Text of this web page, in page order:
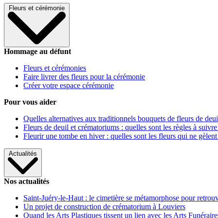
Fleurs et cérémonie
Hommage au défunt
Fleurs et cérémonies
Faire livrer des fleurs pour la cérémonie
Créer votre espace cérémonie
Pour vous aider
Quelles alternatives aux traditionnels bouquets de fleurs de
Fleurs de deuil et crématoriums : quelles sont les règles à
Fleurir une tombe en hiver : quelles sont les fleurs qui ne gèlent
Actualités
Nos actualités
Saint-Juéry-le-Haut : le cimetière se métamorphose pour
Un projet de construction de crématorium à Louviers
Quand les Arts Plastiques tissent un lien avec les Arts